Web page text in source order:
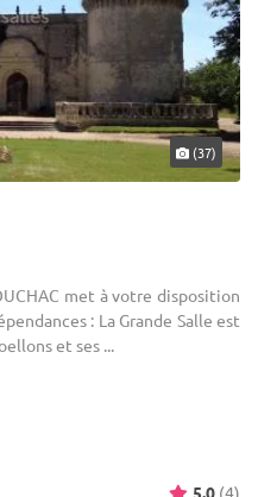
(37)
met à votre disposition
: La Grande Salle est
et ses ...
5.0 (4)